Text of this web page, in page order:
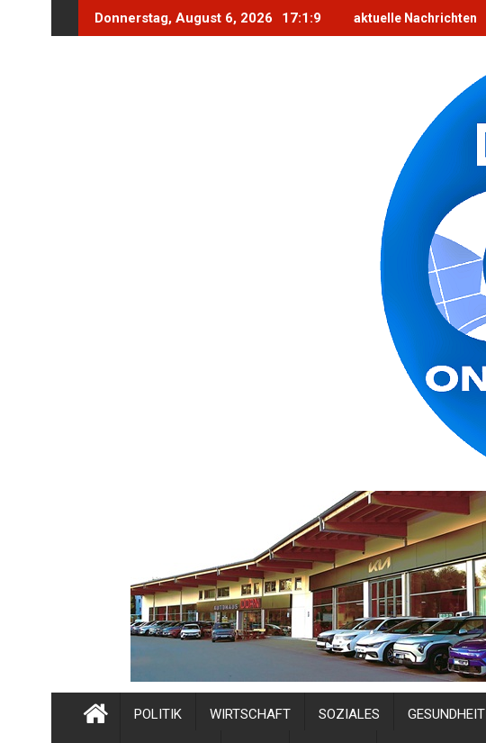
Donnerstag, August 6, 2026 17:1:10 aktuelle Nachrichten
POLITIK WIRTSCHAFT SOZIALES GESUNDHEIT